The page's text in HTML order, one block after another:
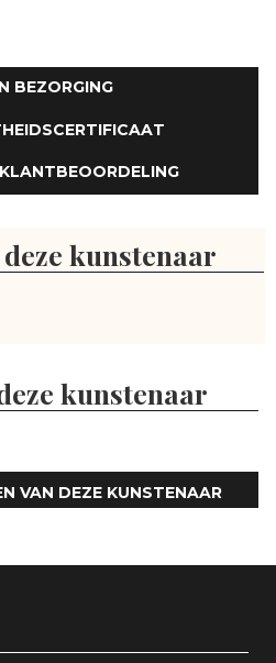
BEZORGING
kunstenaar
kunstenaar
VAN DEZE KUNSTENAAR